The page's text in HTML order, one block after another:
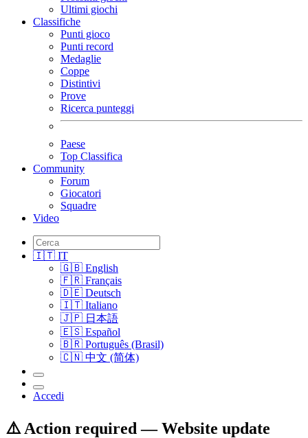
Ultimi giochi
Classifiche
Punti gioco
Punti record
Medaglie
Coppe
Distintivi
Prove
Ricerca punteggi
Paese
Top Classifica
Community
Forum
Giocatori
Squadre
Video
🇮🇹 IT
🇬🇧 English
🇫🇷 Français
🇩🇪 Deutsch
🇮🇹 Italiano
🇯🇵 日本語
🇪🇸 Español
🇧🇷 Português (Brasil)
🇨🇳 中文 (简体)
Accedi
⚠️ Action required — Website update